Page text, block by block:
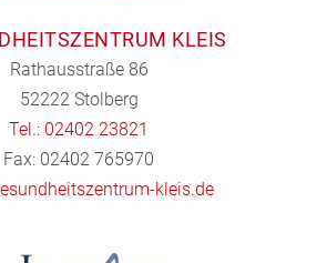
KLEIS
Rathausstraße 86
52222 Stolberg
Tel.: 02402 23821
Fax: 02402 765970
kleis.de